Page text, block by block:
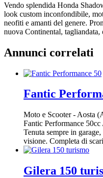
Vendo splendida Honda
look custom inconfondibile,
neofiti e amanti del genere.
nuova Continental, tagliandata,
Annunci correlati
Fantic
Moto e Scooter- Aosta
Fantic Performance
Tenuta sempre in
visione. Completa di
Gilera 150